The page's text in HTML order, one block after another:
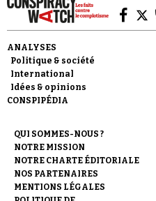
ANALYSES
Politique & société
International
Idées & opinions
CONSPIPÉDIA
QUI SOMMES-NOUS ?
NOTRE MISSION
NOTRE CHARTE ÉDITORIALE
NOS PARTENAIRES
MENTIONS LÉGALES